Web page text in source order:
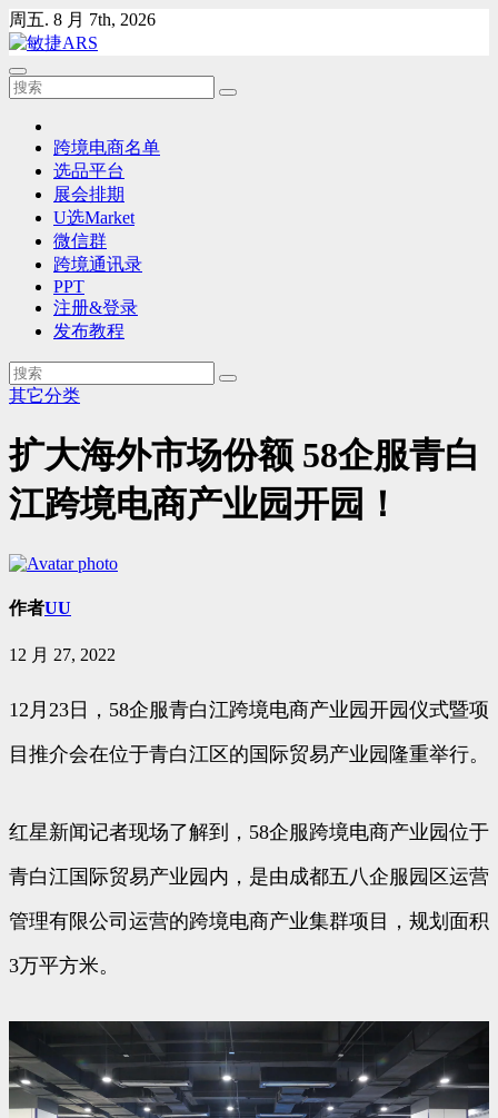
Skip
to
content
周五. 8 月 7th, 2026
跨境电商名单
选品平台
展会排期
U选Market
微信群
跨境通讯录
PPT
注册&登录
发布教程
其它分类
扩大海外市场份额 58企服青白
江跨境电商产业园开园！
作者UU
12 月 27, 2022
12月23日，58企服青白江跨境电商产业园开园仪式暨项
目推介会在位于青白江区的国际贸易产业园隆重举行。
红星新闻记者现场了解到，58企服跨境电商产业园位于
青白江国际贸易产业园内，是由成都五八企服园区运营
管理有限公司运营的跨境电商产业集群项目，规划面积
3万平方米。